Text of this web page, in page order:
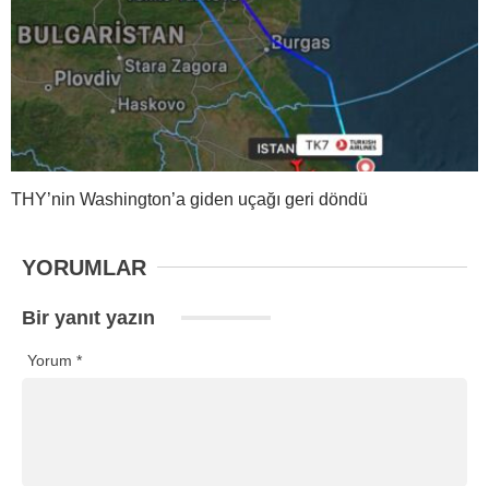
THY’nin Washington’a giden uçağı geri döndü
YORUMLAR
Bir yanıt yazın
Yorum *